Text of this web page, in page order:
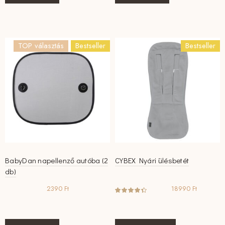
TOP választás Bestseller
BabyDan napellenző autóba (2
db)
2390 Ft
Bestseller
CYBEX Nyári ülésbetét
18990 Ft